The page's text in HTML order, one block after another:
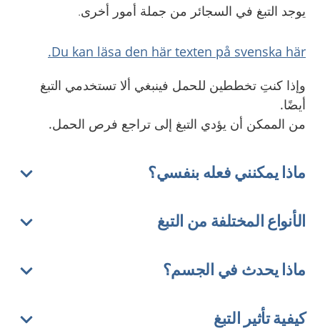
يوجد التبغ في السجائر من جملة أمور أخرى.
Du kan läsa den här texten på svenska här.
وإذا كنتِ تخططين للحمل فينبغي ألا تستخدمي التبغ
أيضًا.
من الممكن أن يؤدي التبغ إلى تراجع فرص الحمل.
ماذا يمكنني فعله بنفسي؟
الأنواع المختلفة من التبغ
ماذا يحدث في الجسم؟
كيفية تأثير التبغ